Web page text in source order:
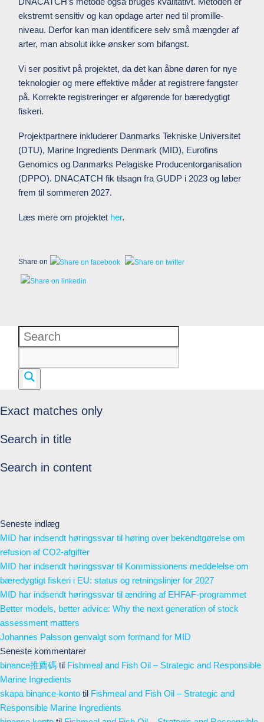
ekstremt sensitiv og kan opdage arter ned til promille-
niveau. Derfor kan man identificere selv små mængder af
arter, man absolut ikke ønsker som bifangst.
Vi ser positivt på projektet, da det kan åbne døren for nye
teknologier og mere effektive måder at registrere fangster
på. Korrekte registreringer er afgørende for bæredygtigt
fiskeri.
Projektpartnere inkluderer Danmarks Tekniske Universitet
(DTU), Marine Ingredients Denmark (MID), Eurofins
Genomics og Danmarks Pelagiske Producentorganisation
(DPPO). DNACATCH fik tilsagn fra GUDP i 2023 og løber
frem til sommeren 2027.
Læs mere om projektet her.
Share on
Exact matches only
Search in title
Search in content
Seneste indlæg
MID har indsendt høringssvar til høring over bekendtgørelse om
refusion af CO2-afgifter
MID har indsendt høringssvar til Kommissionens meddelelse om
bæredygtigt fiskeri i EU: status og retningslinjer for 2027
MID har indsendt høringssvar til ændring af EHFAF-programmet
Better models, better advice: Why the next generation of stock
assessment matters
Johannes Palsson genvalgt som formand for MID
Seneste kommentarer
binance推薦碼 til Fishmeal and Fish Oil – Strategic and Responsible
Marine Ingredients
skapa binance-konto til Fishmeal and Fish Oil – Strategic and
Responsible Marine Ingredients